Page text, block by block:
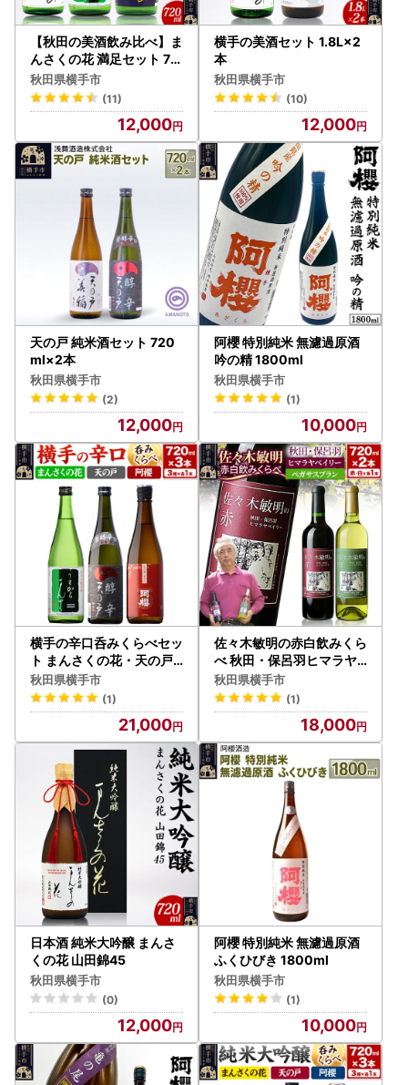
【秋田の美酒飲み比べ】ま
んさくの花 満足セット 72
0ml×3本
秋田県横手市
(11)
12,000
横手の美酒セット 1.8L×2
本
秋田県横手市
(10)
12,000
天の戸 純米酒セット 720
ml×2本
秋田県横手市
(2)
12,000
阿櫻 特別純米 無濾過原酒
吟の精 1800ml
秋田県横手市
(1)
10,000
横手の辛口呑みくらべセッ
ト まんさくの花・天の戸
・阿櫻 720ml×3本
秋田県横手市
(1)
21,000
佐々木敏明の赤白飲みくら
べ 秋田・保呂羽ヒマラヤ
ベイリー ／ペガサスブラ
ン 720ml×各1本 計2本
秋田県横手市
(1)
18,000
日本酒 純米大吟醸 まんさ
くの花 山田錦45
秋田県横手市
(0)
12,000
阿櫻 特別純米 無濾過原酒
ふくひびき 1800ml
秋田県横手市
(1)
10,000